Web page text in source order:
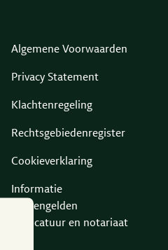
Algemene Voorwaarden
Privacy Statement
Klachtenregeling
Rechtsgebiedenregister
Cookieverklaring
Informatie
derdengelden
advocatuur en notariaat